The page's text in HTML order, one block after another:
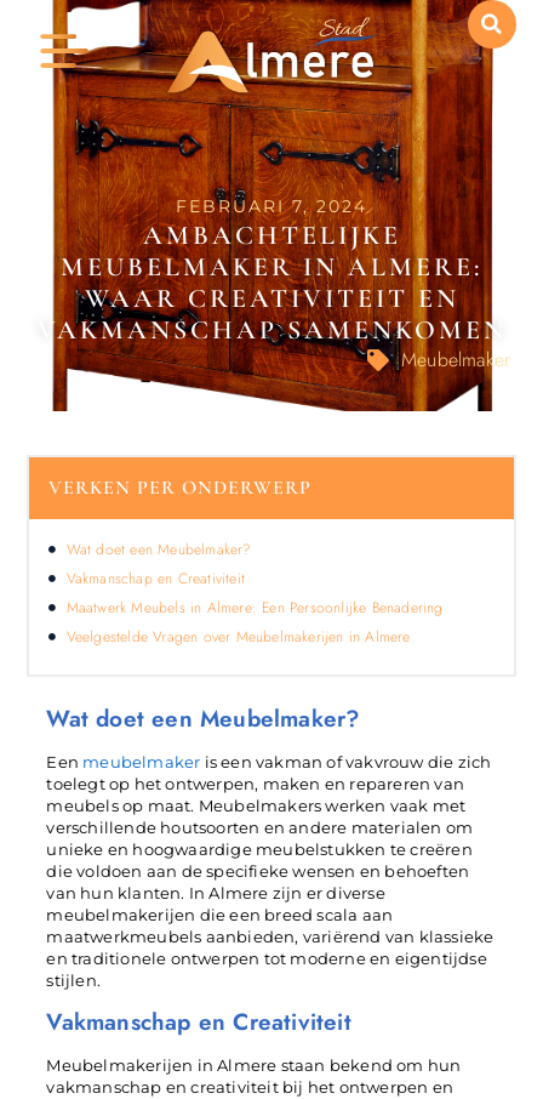
FEBRUARI 7, 2024
AMBACHTELIJKE
MEUBELMAKER IN ALMERE:
WAAR CREATIVITEIT EN
VAKMANSCHAP SAMENKOMEN
Meubelmaker
Wat doet een Meubelmaker?
Een meubelmaker is een vakman of vakvrouw die zich
toelegt op het ontwerpen, maken en repareren van
meubels op maat. Meubelmakers werken vaak met
verschillende houtsoorten en andere materialen om
unieke en hoogwaardige meubelstukken te creëren
die voldoen aan de specifieke wensen en behoeften
van hun klanten. In Almere zijn er diverse
meubelmakerijen die een breed scala aan
maatwerkmeubels aanbieden, variërend van klassieke
en traditionele ontwerpen tot moderne en eigentijdse
stijlen.
Vakmanschap en Creativiteit
Meubelmakerijen in Almere staan ​​bekend om hun
vakmanschap en creativiteit bij het ontwerpen en
VERKEN PER ONDERWERP
Wat doet een Meubelmaker?
Vakmanschap en Creativiteit
Maatwerk Meubels in Almere: Een Persoonlijke Benadering
Veelgestelde Vragen over Meubelmakerijen in Almere